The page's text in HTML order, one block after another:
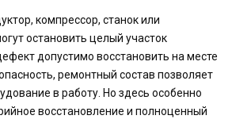
компрессор, станок или
остановить целый участок
допустимо восстановить на месте
ремонтный состав позволяет
в работу. Но здесь особенно
восстановление и полноценный